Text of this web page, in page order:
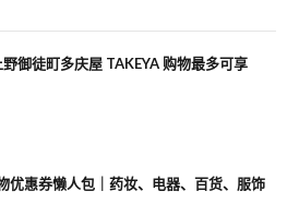
野御徒町多庆屋 TAKEYA 购物最多可享
优惠券懒人包｜药妆、电器、百货、服饰